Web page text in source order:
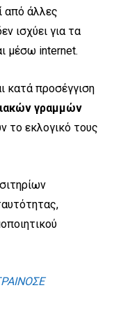
από άλλες
ισχύει για τα
μέσω internet.
κατά προσέγγιση
γραμμών
το εκλογικό τους